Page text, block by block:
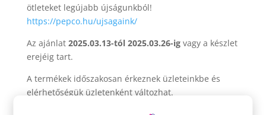
ötleteket legújabb újságunkból!
https://pepco.hu/ujsagaink/
Az ajánlat 2025.03.13-tól 2025.03.26-igvagy a készlet
erejéig tart.
A termékek időszakosan érkeznek üzleteinkbe és
elérhetőségük üzletenként változhat.